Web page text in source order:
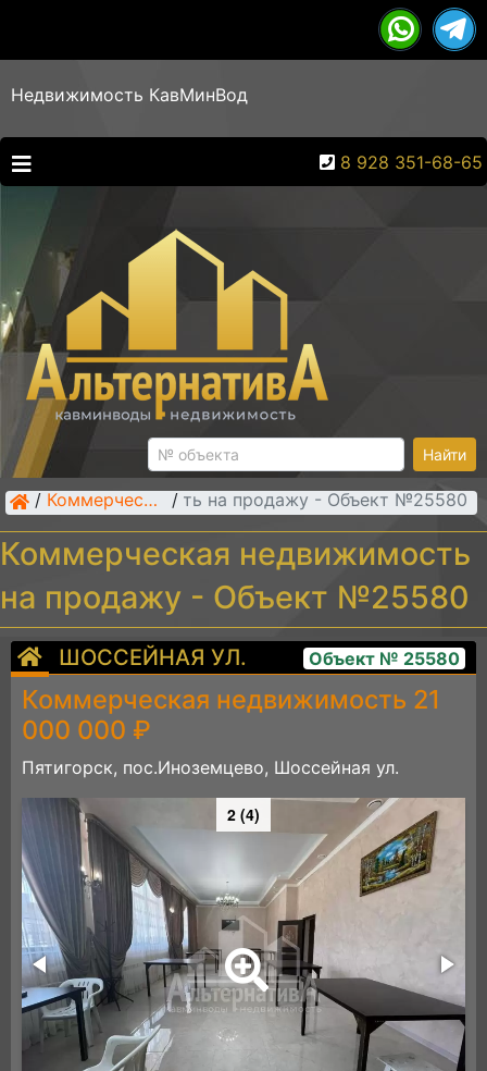
Недвижимость КавМинВод
8 928 351-68-65
Найти
/ Коммерческая недвижимость /
недвижимость на продажу - Объект №25580
Коммерческая недвижимость
на продажу - Объект №25580
ШОССЕЙНАЯ УЛ. Объект № 25580
Коммерческая недвижимость 21
000 000 ₽
Пятигорск, пос.Иноземцево, Шоссейная ул.
2 (4)